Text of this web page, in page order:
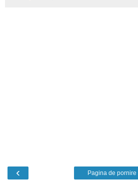
‹ Pagina de pornire